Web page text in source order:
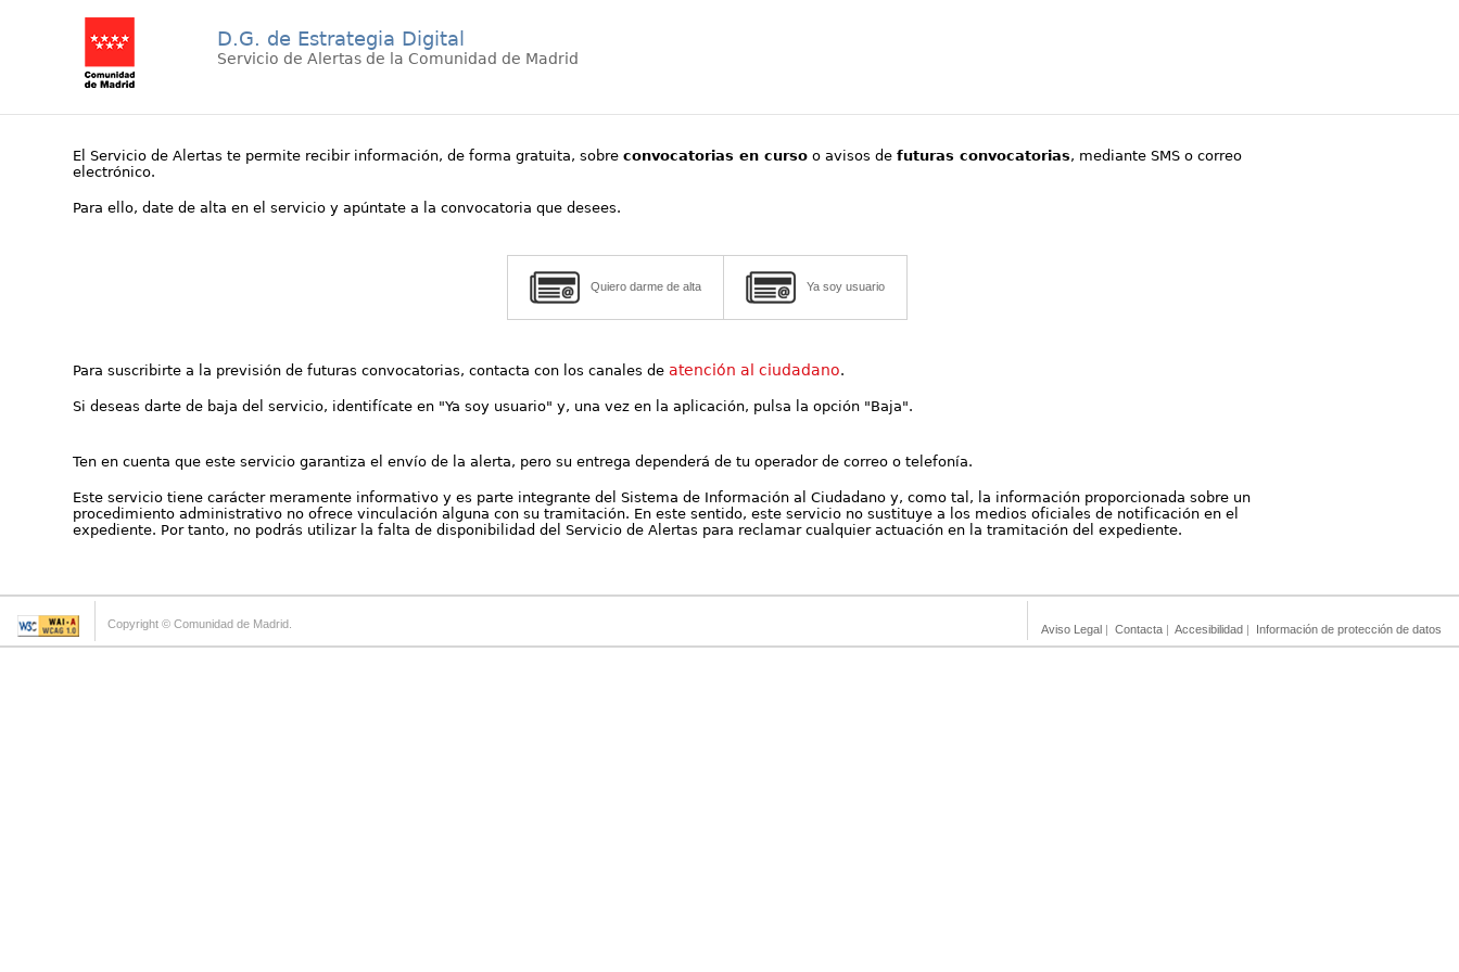
D.G. de Estrategia Digital
Servicio de Alertas de la Comunidad de Madrid
El Servicio de Alertas te permite recibir información, de forma gratuita, sobreconvocatorias en curso o avisos defuturas convocatorias, mediante SMS o correo
electrónico.
Para ello, date de alta en el servicio y apúntate a la convocatoria que desees.
Quiero darme de alta Ya soy usuario
Para suscribirte a la previsión de futuras convocatorias, contacta con los canales deatención al ciudadano.
Si deseas darte de baja del servicio, identifícate en "Ya soy usuario" y, una vez en la aplicación, pulsa la opción "Baja".
Ten en cuenta que este servicio garantiza el envío de la alerta, pero su entrega dependerá de tu operador de correo o telefonía.
Este servicio tiene carácter meramente informativo y es parte integrante del Sistema de Información al Ciudadano y, como tal, la información proporcionada sobre un
procedimiento administrativo no ofrece vinculación alguna con su tramitación. En este sentido, este servicio no sustituye a los medios oficiales de notificación en el
expediente. Por tanto, no podrás utilizar la falta de disponibilidad del Servicio de Alertas para reclamar cualquier actuación en la tramitación del expediente.
Copyright © Comunidad de Madrid. Aviso Legal | Contacta | Accesibilidad | Información de protección de datos